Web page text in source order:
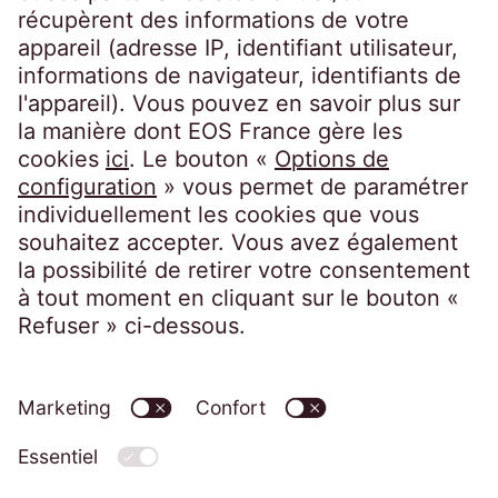
Suivez-nous sur
EOS France
10, impasse de Presles
France